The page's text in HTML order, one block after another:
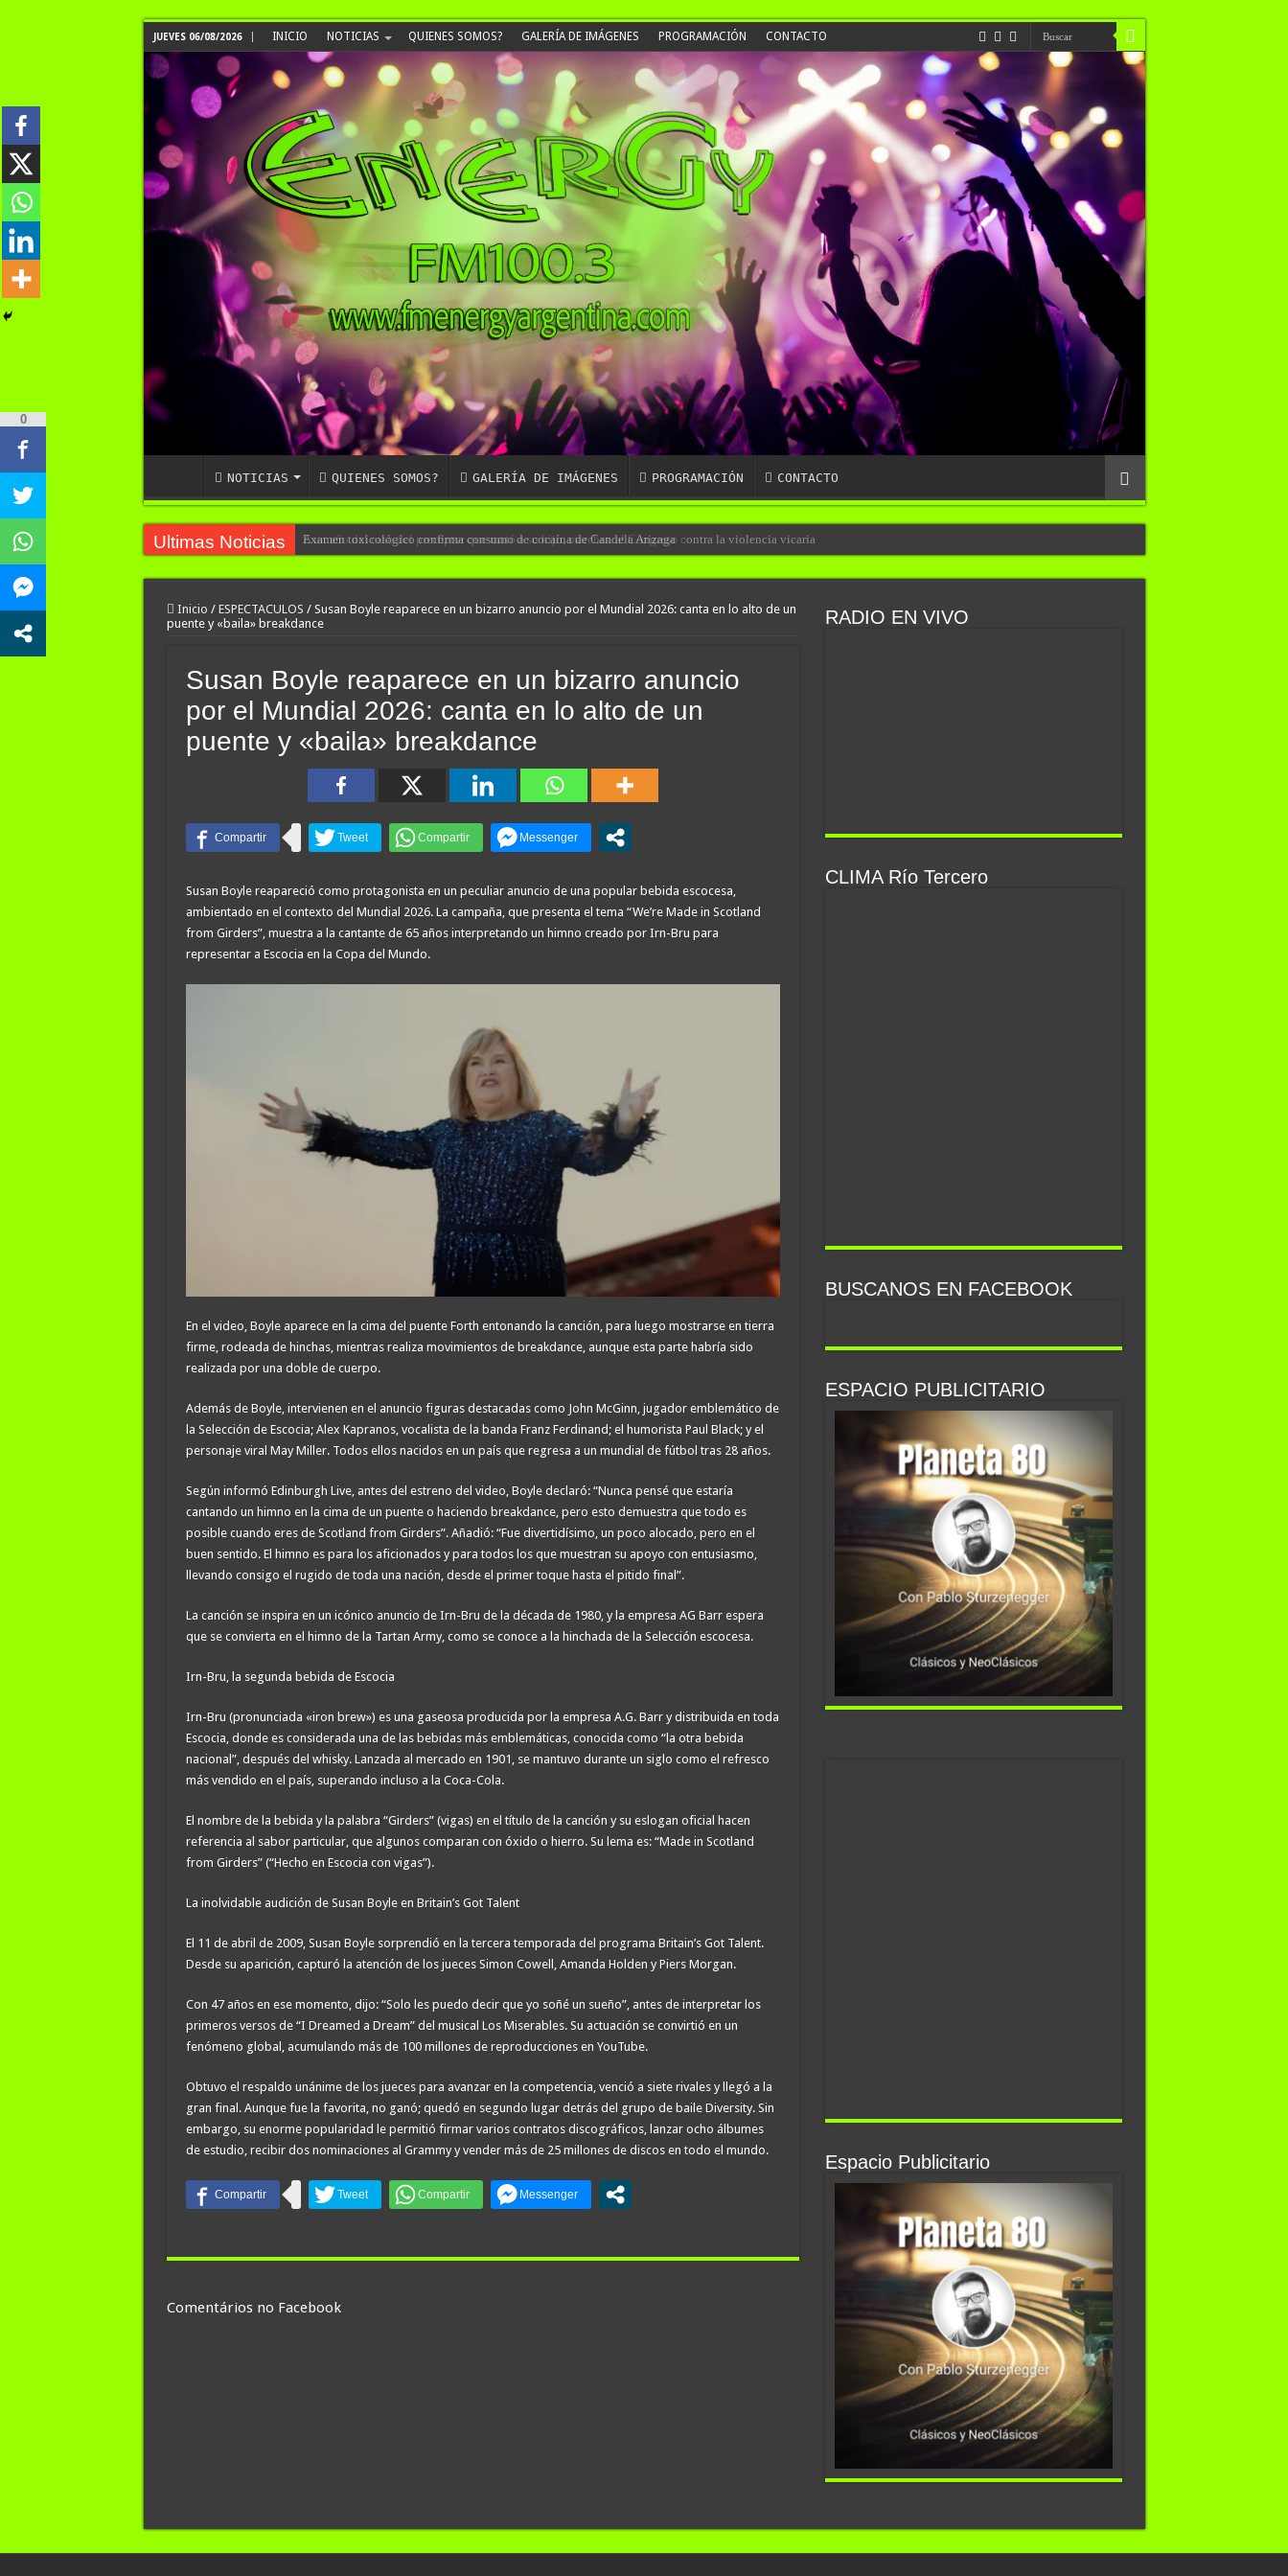
JUEVES 06/08/2026 INICIO NOTICIAS QUIENES SOMOS? GALERÍA DE IMÁGENES PROGRAMACIÓN CONTACTO
NOTICIAS QUIENES SOMOS? GALERÍA DE IMÁGENES PROGRAMACIÓN CONTACTO
Ultimas Noticias A un año del caso del preceptor que mató a su hijo, marchan al Congreso contra la violencia vicaria
Inicio / ESPECTACULOS / Susan Boyle reaparece en un bizarro anuncio por el Mundial 2026: canta en lo alto de un
puente y «baila» breakdance
Susan Boyle reaparece en un bizarro anuncio
por el Mundial 2026: canta en lo alto de un
puente y «baila» breakdance
Susan Boyle reapareció como protagonista en un peculiar anuncio de una popular bebida escocesa,
ambientado en el contexto del Mundial 2026. La campaña, que presenta el tema “We’re Made in Scotland
from Girders”, muestra a la cantante de 65 años interpretando un himno creado por Irn-Bru para
representar a Escocia en la Copa del Mundo.
En el video, Boyle aparece en la cima del puente Forth entonando la canción, para luego mostrarse en tierra
firme, rodeada de hinchas, mientras realiza movimientos de breakdance, aunque esta parte habría sido
realizada por una doble de cuerpo.
Además de Boyle, intervienen en el anuncio figuras destacadas como John McGinn, jugador emblemático de
la Selección de Escocia; Alex Kapranos, vocalista de la banda Franz Ferdinand; el humorista Paul Black; y el
personaje viral May Miller. Todos ellos nacidos en un país que regresa a un mundial de fútbol tras 28 años.
Según informó Edinburgh Live, antes del estreno del video, Boyle declaró: “Nunca pensé que estaría
cantando un himno en la cima de un puente o haciendo breakdance, pero esto demuestra que todo es
posible cuando eres de Scotland from Girders”. Añadió: “Fue divertidísimo, un poco alocado, pero en el
buen sentido. El himno es para los aficionados y para todos los que muestran su apoyo con entusiasmo,
llevando consigo el rugido de toda una nación, desde el primer toque hasta el pitido final”.
La canción se inspira en un icónico anuncio de Irn-Bru de la década de 1980, y la empresa AG Barr espera
que se convierta en el himno de la Tartan Army, como se conoce a la hinchada de la Selección escocesa.
Irn-Bru, la segunda bebida de Escocia
Irn-Bru (pronunciada «iron brew») es una gaseosa producida por la empresa A.G. Barr y distribuida en toda
Escocia, donde es considerada una de las bebidas más emblemáticas, conocida como “la otra bebida
nacional”, después del whisky. Lanzada al mercado en 1901, se mantuvo durante un siglo como el refresco
más vendido en el país, superando incluso a la Coca-Cola.
El nombre de la bebida y la palabra “Girders” (vigas) en el título de la canción y su eslogan oficial hacen
referencia al sabor particular, que algunos comparan con óxido o hierro. Su lema es: “Made in Scotland
from Girders” (“Hecho en Escocia con vigas”).
La inolvidable audición de Susan Boyle en Britain’s Got Talent
El 11 de abril de 2009, Susan Boyle sorprendió en la tercera temporada del programa Britain’s Got Talent.
Desde su aparición, capturó la atención de los jueces Simon Cowell, Amanda Holden y Piers Morgan.
Con 47 años en ese momento, dijo: “Solo les puedo decir que yo soñé un sueño”, antes de interpretar los
primeros versos de “I Dreamed a Dream” del musical Los Miserables. Su actuación se convirtió en un
fenómeno global, acumulando más de 100 millones de reproducciones en YouTube.
Obtuvo el respaldo unánime de los jueces para avanzar en la competencia, venció a siete rivales y llegó a la
gran final. Aunque fue la favorita, no ganó; quedó en segundo lugar detrás del grupo de baile Diversity. Sin
embargo, su enorme popularidad le permitió firmar varios contratos discográficos, lanzar ocho álbumes
de estudio, recibir dos nominaciones al Grammy y vender más de 25 millones de discos en todo el mundo.
Comentários no Facebook
RADIO EN VIVO
CLIMA Río Tercero
BUSCANOS EN FACEBOOK
ESPACIO PUBLICITARIO
Espacio Publicitario
0